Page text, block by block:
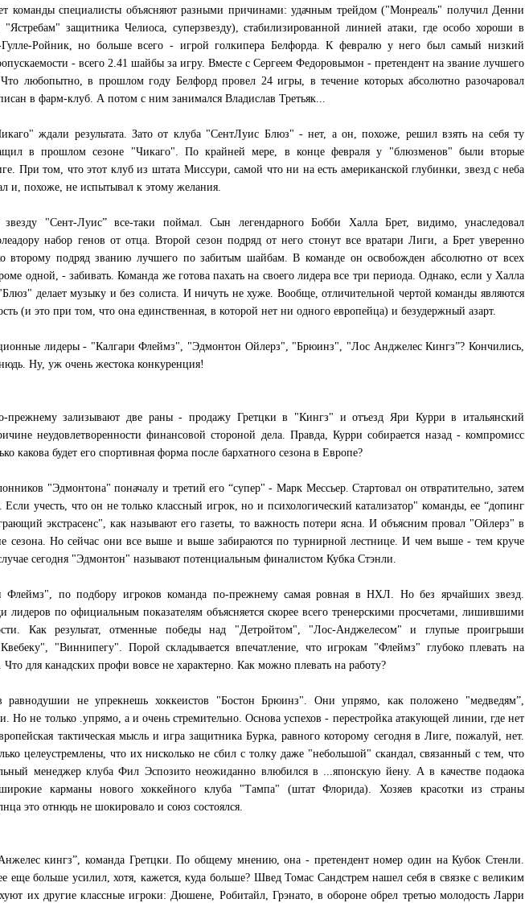
команды специалисты объясняют разными причинами: удачным трейдом ("Монреаль" получил Денни
"Ястребам" защитника Челиоса, суперзвезду), стабилизированной линией атаки, где особо хороши в
Гулле-Ройник, но больше всего - игрой голкипера Белфорда. К февралю у него был самый низкий
- всего 2.41 шайбы за игру. Вместе с Сергеем Федоровымон - претендент на звание лучшего
любопытно, в прошлом году Белфорд провел 24 игры, в течение которых абсолютно разочаровал
в фарм-клуб. А потом с ним занимался Владислав Третьяк...
ждали результата. Зато от клуба "СентЛуис Блюз" - нет, а он, похоже, решил взять на себя ту
в прошлом сезоне "Чикаго". По крайней мере, в конце февраля у "блюзменов" были вторые
При том, что этот клуб из штата Миссури, самой что ни на есть американской глубинки, звезд с неба
и, похоже, не испытывал к этому желания.
"Сент-Луис” все-таки поймал. Сын легендарного Бобби Халла Брет, видимо, унаследовал
набор генов от отца. Второй сезон подряд от него стонут все вратари Лиги, а Брет уверенно
второму подряд званию лучшего по забитым шайбам. В команде он освобожден абсолютно от всех
одной, - забивать. Команда же готова пахать на своего лидера все три периода. Однако, если у Халла
делает музыку и без солиста. И ничуть не хуже. Вообще, отличительной чертой команды являются
(и это при том, что она единственная, в которой нет ни одного европейца) и безудержный азарт.
лидеры - "Калгари Флеймз", "Эдмонтон Ойлерз", "Брюинз", "Лос Анджелес Кингз”? Кончились,
Ну, уж очень жестока конкуренция!
прежнему зализывают две раны - продажу Гретцки в "Кингз" и отъезд Яри Курри в итальянский
неудовлетворенности финансовой стороной дела. Правда, Курри собирается назад - компромисс
какова будет его спортивная форма после бархатного сезона в Европе?
"Эдмонтона" поначалу и третий его “супер" - Марк Мессьер. Стартовал он отвратительно, затем
Если учесть, что он не только классный игрок, но и психологический катализатор" команды, ее “допинг
экстрасенс", как называют его газеты, то важность потери ясна. И объясним провал "Ойлерз" в
сезона. Но сейчас они все выше и выше забираются по турнирной лестнице. И чем выше - тем круче
сегодня "Эдмонтон" называют потенциальным финалистом Кубка Стэнли.
Флеймз", по подбору игроков команда по-прежнему самая ровная в НХЛ. Но без ярчайших звезд.
лидеров по официальным показателям объясняется скорее всего тренерскими просчетами, лишившими
Как результат, отменные победы над "Детройтом", "Лос-Анджелесом" и глупые проигрыши
"Виннипегу". Порой складывается впечатление, что игрокам "Флеймз" глубоко плевать на
для канадских профи вовсе не характерно. Как можно плевать на работу?
не упрекнешь хоккеистов "Бостон Брюинз". Они упрямо, как положено "медведям”,
Но не только .упрямо, а и очень стремительно. Основа успехов - перестройка атакующей линии, где нет
тактическая мысль и игра защитника Бурка, равного которому сегодня в Лиге, пожалуй, нет.
целеустремлены, что их нисколько не сбил с толку даже "небольшой" скандал, связанный с тем, что
менеджер клуба Фил Эспозито неожиданно влюбился в ...японскую йену. А в качестве подаока
карманы нового хоккейного клуба "Тампа" (штат Флорида). Хозяев красотки из страны
это отнюдь не шокировало и союз состоялся.
кингз”, команда Гретцки. По общему мнению, она - претендент номер один на Кубок Стенли.
еще больше усилил, хотя, кажется, куда больше? Швед Томас Сандстрем нашел себя в связке с великим
их другие классные игроки: Дюшене, Робитайл, Грэнато, в обороне обрел третью молодость Ларри